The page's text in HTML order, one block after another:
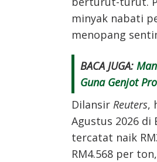
minyak nabati
menopang
BACA JUGA:
Guna Genjot
Dilansir Reuters,
Agustus 2026 di
tercatat naik
RM4.568 per